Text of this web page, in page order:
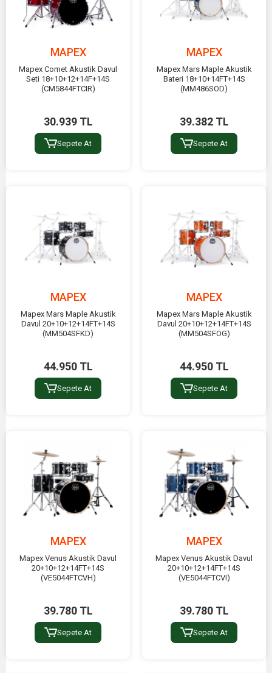
MAPEX
Mapex Comet Akustik Davul
Seti 18+10+12+14F+14S
(CM5844FTCIR)
30.939 TL
Sepete At
MAPEX
Mapex Mars Maple Akustik
Bateri 18+10+14FT+14S
(MM486SOD)
39.382 TL
Sepete At
MAPEX
Mapex Mars Maple Akustik
Davul 20+10+12+14FT+14S
(MM504SFKD)
44.950 TL
Sepete At
MAPEX
Mapex Mars Maple Akustik
Davul 20+10+12+14FT+14S
(MM504SFOG)
44.950 TL
Sepete At
MAPEX
Mapex Venus Akustik Davul
20+10+12+14FT+14S
(VE5044FTCVH)
39.780 TL
Sepete At
MAPEX
Mapex Venus Akustik Davul
20+10+12+14FT+14S
(VE5044FTCVI)
39.780 TL
Sepete At